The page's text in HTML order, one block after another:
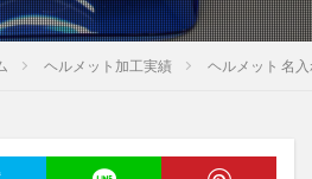
ヘルメット加工実績 ヘルメット 名